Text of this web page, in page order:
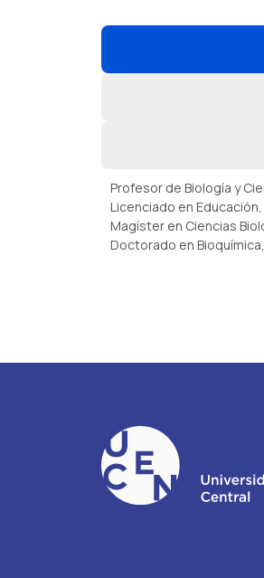
Profesor de Biología y
Licenciado en
Magíster en Ciencias
Doctorado en